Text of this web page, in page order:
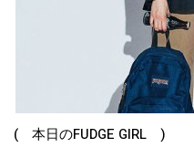
( 本日のFUDGE GIRL )